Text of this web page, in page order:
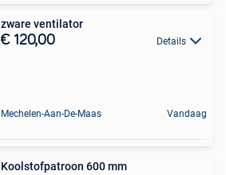
zware ventilator
€ 120,00 Details
Mechelen-Aan-De-Maas Vandaag
Koolstofpatroon 600 mm